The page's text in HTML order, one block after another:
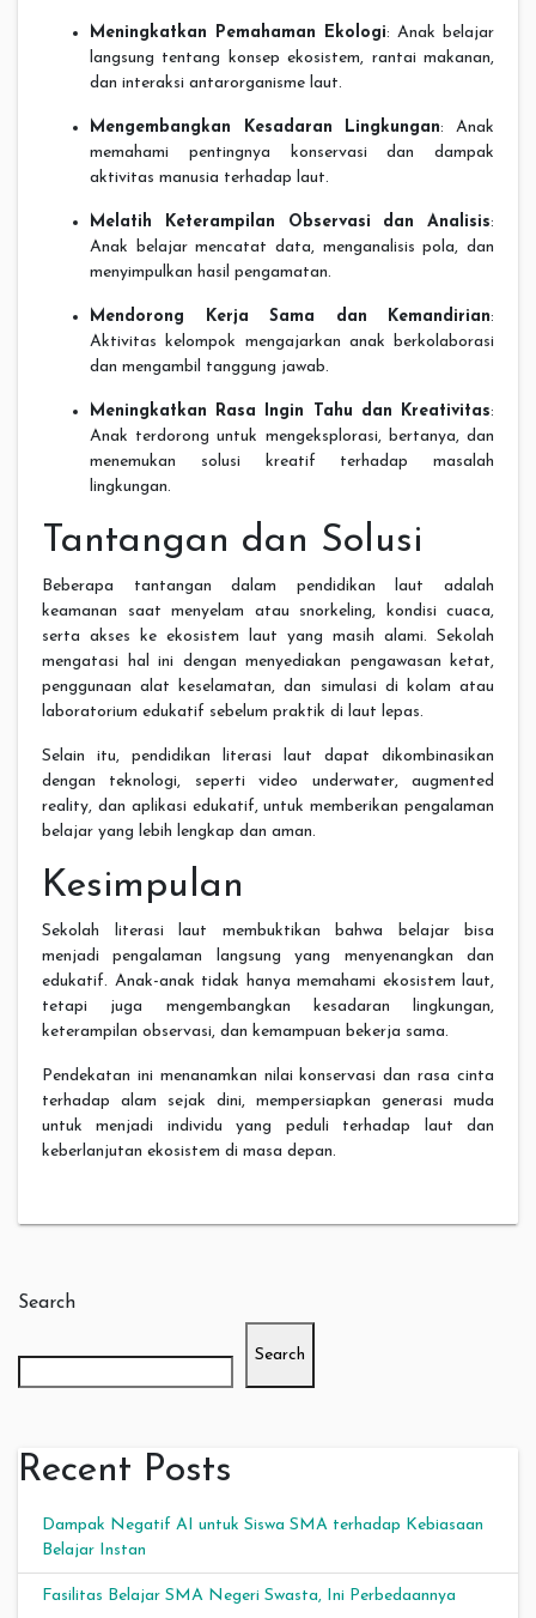
Meningkatkan Pemahaman Ekologi: Anak belajar
langsung tentang konsep ekosistem, rantai makanan,
dan interaksi antarorganisme laut.
Mengembangkan Kesadaran Lingkungan: Anak
memahami pentingnya konservasi dan dampak
aktivitas manusia terhadap laut.
Melatih Keterampilan Observasi dan Analisis:
Anak belajar mencatat data, menganalisis pola, dan
menyimpulkan hasil pengamatan.
Mendorong Kerja Sama dan Kemandirian:
Aktivitas kelompok mengajarkan anak berkolaborasi
dan mengambil tanggung jawab.
Meningkatkan Rasa Ingin Tahu dan Kreativitas:
Anak terdorong untuk mengeksplorasi, bertanya, dan
menemukan solusi kreatif terhadap masalah
lingkungan.
Tantangan dan Solusi
Beberapa tantangan dalam pendidikan laut adalah
keamanan saat menyelam atau snorkeling, kondisi cuaca,
serta akses ke ekosistem laut yang masih alami. Sekolah
mengatasi hal ini dengan menyediakan pengawasan ketat,
penggunaan alat keselamatan, dan simulasi di kolam atau
laboratorium edukatif sebelum praktik di laut lepas.
Selain itu, pendidikan literasi laut dapat dikombinasikan
dengan teknologi, seperti video underwater, augmented
reality, dan aplikasi edukatif, untuk memberikan pengalaman
belajar yang lebih lengkap dan aman.
Kesimpulan
Sekolah literasi laut membuktikan bahwa belajar bisa
menjadi pengalaman langsung yang menyenangkan dan
edukatif. Anak-anak tidak hanya memahami ekosistem laut,
tetapi juga mengembangkan kesadaran lingkungan,
keterampilan observasi, dan kemampuan bekerja sama.
Pendekatan ini menanamkan nilai konservasi dan rasa cinta
terhadap alam sejak dini, mempersiapkan generasi muda
untuk menjadi individu yang peduli terhadap laut dan
keberlanjutan ekosistem di masa depan.
Search
Search
Recent Posts
Dampak Negatif AI untuk Siswa SMA terhadap Kebiasaan
Belajar Instan
Fasilitas Belajar SMA Negeri Swasta, Ini Perbedaannya